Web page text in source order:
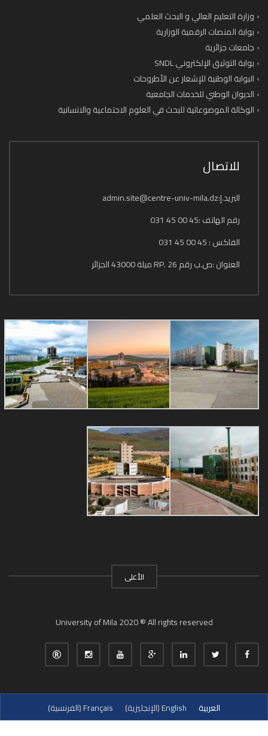
وزارة التعليم العالي و البحث العلمي
بوابة المنصات الرقمية الوزارية
جامعات جزائرية
بوابة التوثيق الإلكتروني SNDL
البوابة الوطنية للإشعار عن الأطروحات
الديوان الوطني للخدمات الجامعية
الوكالة الموضوعاتية للبحث في العلوم الاجتماعية والانسانية
للاتصال
البريد.إ:admin.site@centre-univ-mila.dz
رقم الهاتف :45 00 45 031
الفاكس : 45 00 45 031
العنوان :ص.ب رقم 26 .RP ميلة 43000 الجزائر
الأعلى
University of Mila 2020 ® All rights reserved
العربية English
(الإنجليزية)
Français
(الفرنسية)